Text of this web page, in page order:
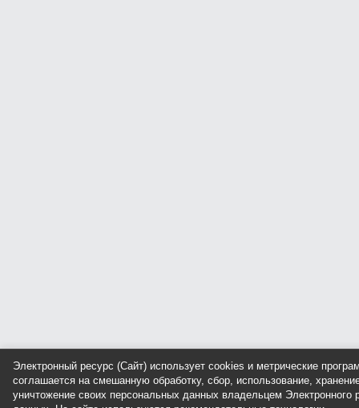
Электронный ресурс (Сайт) использует cookies и метрические
соглашается на смешанную обработку, сбор, использование,
уничтожение своих персональных данных владельцем Электронного